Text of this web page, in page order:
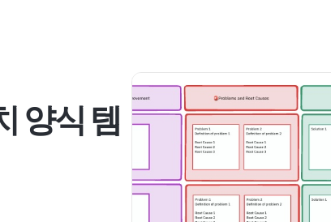
양식 템